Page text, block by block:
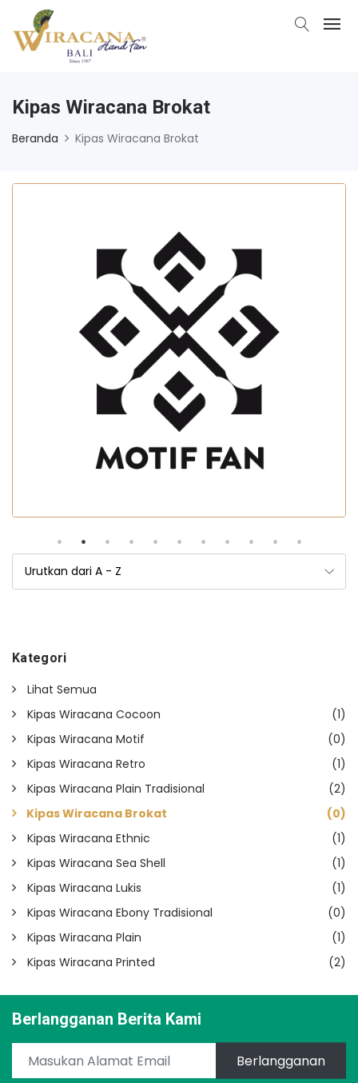
Kipas Wiracana Brokat
Beranda Kipas Wiracana Brokat
Kategori
Lihat Semua
Kipas Wiracana Cocoon
(1)
Kipas Wiracana Motif
(0)
Kipas Wiracana Retro
(1)
Kipas Wiracana Plain Tradisional
(2)
Kipas Wiracana Brokat
(0)
Kipas Wiracana Ethnic
(1)
Kipas Wiracana Sea Shell
(1)
Kipas Wiracana Lukis
(1)
Kipas Wiracana Ebony Tradisional
(0)
Kipas Wiracana Plain
(1)
Kipas Wiracana Printed
(2)
Berlangganan Berita Kami
Berlangganan